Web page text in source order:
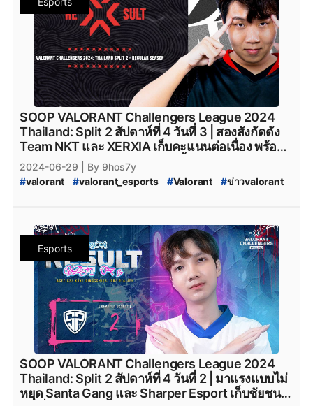
mith_valorant #mith.valorant #FullSense
fullsense_valorant #fullsense #full_sense
valorant_full_sense #attackallaroud
AttackAllAround #Attack_All_Around
Attack-All-Around #AAA.Valorant #AAA
aaa_valorant #teamnkt_valorant #Team-NKT
team_nkt_valorant #XOXO_01 #XOXO_01_VALORANT
#VALORANT_XOXO_01 #riotgames #ESL #afreecatv
#afreecatv_valorant # Afreeca #FPSThailand #fps
#fpsthailand #soop #SOOP
SOOP VALORANT Challengers League 2024
Thailand: Split 2 สัปดาห์ที่ 4 วันที่ 3 | สองสังกัดดัง
Team NKT และ XERXIA เก็บคะแนนต่อเนื่อง พร้อม
อธิบายสถานการณ์ปัจจุบันของทั้ง 8 ทีม
2024-06-29
| By 9hos7y
#valorant #valorant_esports #Valorant #ข่าวvalorant
VALORANT_Challengers_2024_Split_2 #ทีมvalorant
valorantทีมไทย # Riot # เกมriotgames #MiTH #mith
mith_valorant #mith.valorant #FullSense
fullsense_valorant #fullsense #full_sense
valorant_full_sense #attackallaroud
AttackAllAround #Attack_All_Around
Attack-All-Around #AAA.Valorant
AAA
aaa_valorant #teamnkt_valorant #Team-NKT
team_nkt_valorant #XOXO_01 #
XOXO_01_VALORANT
#VALORANT_XOXO_01 #riotgames # ESL #afreecatv
#afreecatv_valorant # Afreeca #FPSThailand #fps
# fpsthailand #soop #SOOP
Esports
SOOP VALORANT Challengers League 2024
Thailand: Split 2 สัปดาห์ที่ 4 วันที่ 2 | มาแรงแบบไม่
หยุด Santa Gang และ Sharper Esport เก็บชัยชนะ